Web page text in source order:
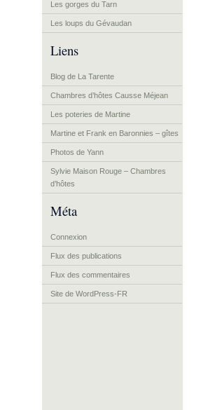
Les gorges du Tarn
Les loups du Gévaudan
Liens
Blog de La Tarente
Chambres d’hôtes Causse Méjean
Les poteries de Martine
Martine et Frank en Baronnies – gîtes
Photos de Yann
Sylvie Maison Rouge – Chambres
d’hôtes
Méta
Connexion
Flux des publications
Flux des commentaires
Site de WordPress-FR